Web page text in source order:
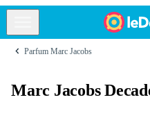
Parfum Marc Jacobs
Marc Jacobs